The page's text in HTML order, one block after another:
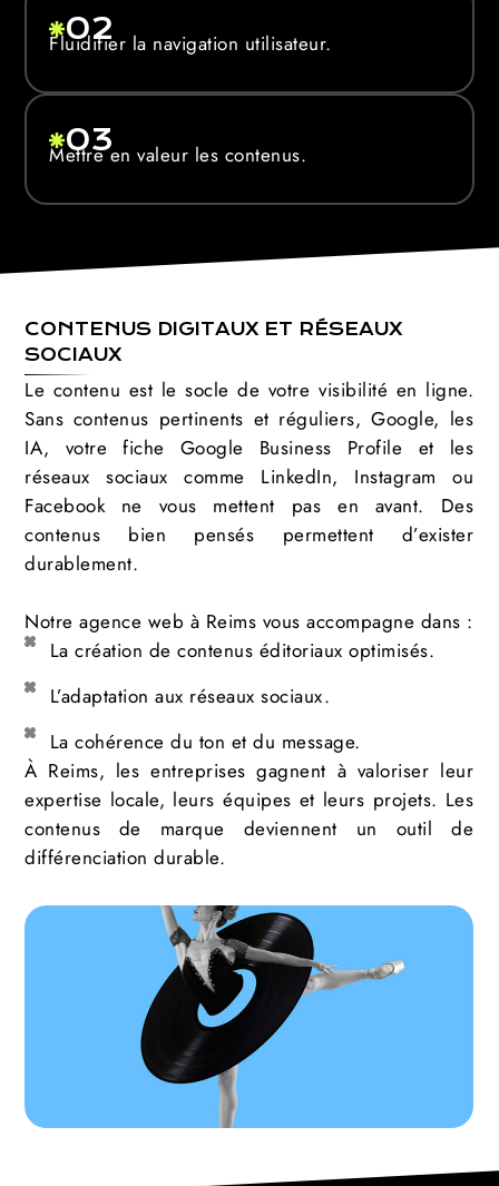
02
Fluidifier la navigation utilisateur.
03
Mettre en valeur les contenus.
CONTENUS DIGITAUX ET RÉSEAUX
SOCIAUX
Le contenu est le socle de votre visibilité en ligne.
Sans contenus pertinents et réguliers, Google, les
IA, votre fiche Google Business Profile et les
réseaux sociaux comme LinkedIn, Instagram ou
Facebook ne vous mettent pas en avant. Des
contenus bien pensés permettent d’exister
durablement.
Notre agence web à Reims vous accompagne dans :
La création de contenus éditoriaux optimisés.
L’adaptation aux réseaux sociaux.
La cohérence du ton et du message.
À Reims, les entreprises gagnent à valoriser leur
expertise locale, leurs équipes et leurs projets. Les
contenus de marque deviennent un outil de
différenciation durable.